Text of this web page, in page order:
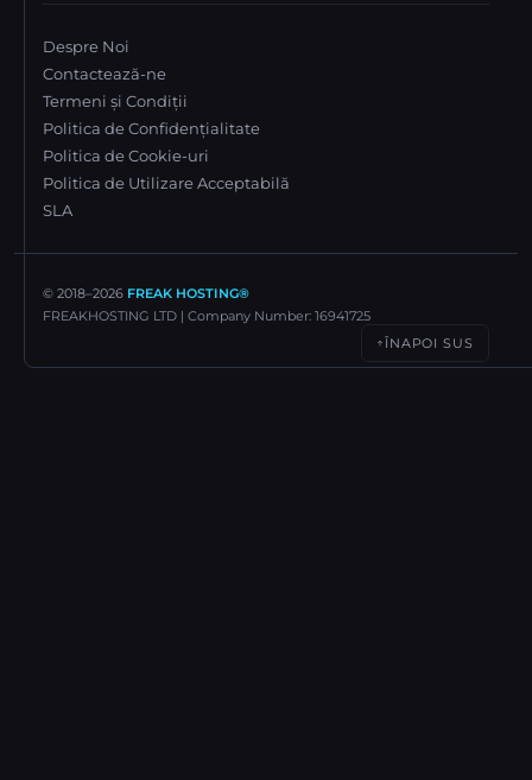
Despre Noi
Contactează-ne
Termeni și Condiții
Politica de Confidențialitate
Politica de Cookie-uri
Politica de Utilizare Acceptabilă
SLA
© 2018–2026 FREAK HOSTING®
FREAKHOSTING LTD | Company Number: 16941725
↑ÎNAPOI SUS